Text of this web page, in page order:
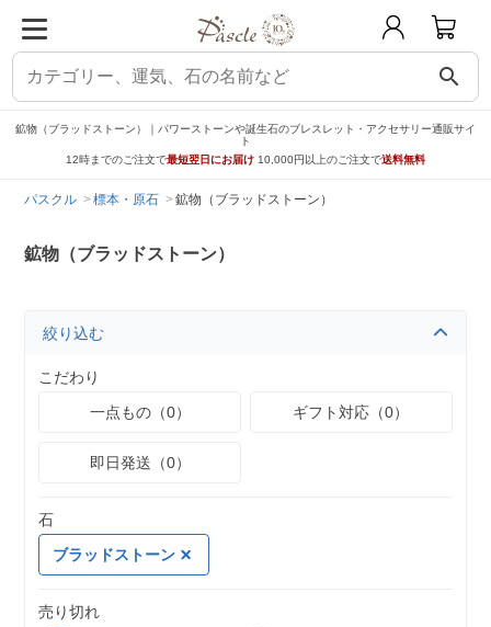
search
鉱物（ブラッドストーン）｜パワーストーンや誕生石のブレスレット・アクセサリー通販サイ
ト
12時までのご注文で最短翌日にお届け 10,000円以上のご注文で送料無料
パスクル 標本・原石 鉱物（ブラッドストーン）
鉱物（ブラッドストーン）
絞り込む
こだわり
一点もの（0）
ギフト対応（0）
即日発送（0）
石
ブラッドストーン
売り切れ